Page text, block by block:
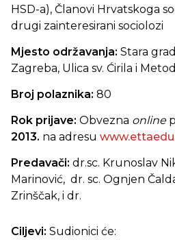
HSD-a), Članovi Hrvatskoga
drugi zainteresirani sociolozi
Mjesto održavanja: Stara
Zagreba, Ulica sv. Ćirila i
Broj polaznika: 80
Rok prijave: Obvezna online
2013. na adresu
Predavači: dr.sc. Krunoslav
Marinović, dr. sc. Ognjen
Zrinščak, i dr.
Ciljevi: Sudionici će: